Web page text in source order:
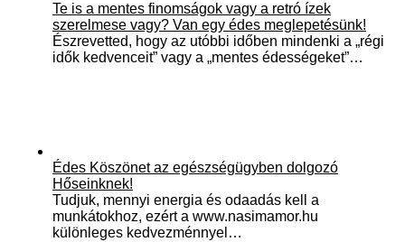
Te is a mentes finomságok vagy a retró ízek
szerelmese vagy? Van egy édes meglepetésünk!
Észrevetted, hogy az utóbbi időben mindenki a „régi
idők kedvenceit” vagy a „mentes édességeket”…
Édes Köszönet az egészségügyben dolgozó
Hőseinknek!
Tudjuk, mennyi energia és odaadás kell a
munkátokhoz, ezért a www.nasimamor.hu
különleges kedvezménnyel…